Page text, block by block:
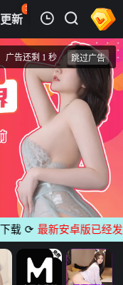
更新
37
热榜 APP
1
⟳ 最新安卓版已经发布